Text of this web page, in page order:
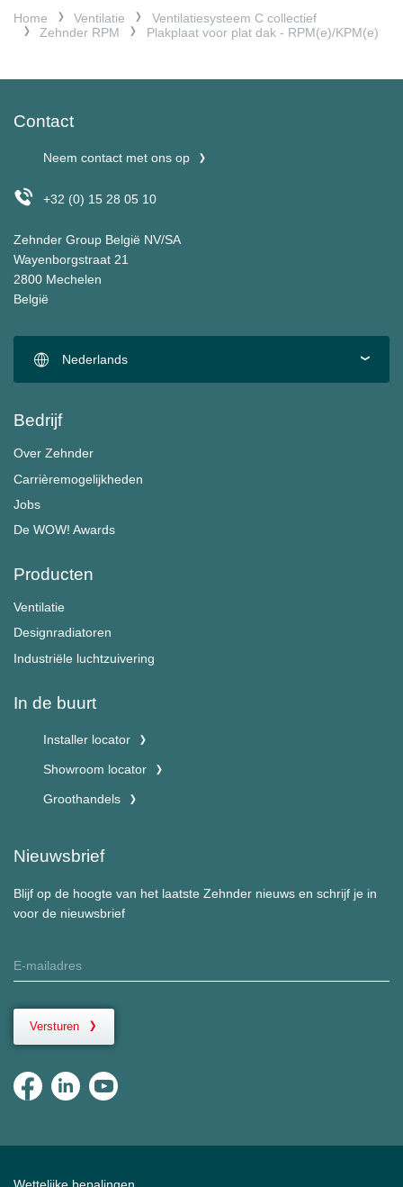
Home Ventilatie
Ventilatiesysteem C collectief
Zehnder RPM
Plakplaat voor plat dak - RPM(e)/KPM(e)
Contact
Neem contact met ons op
+32 (0) 15 28 05 10
Zehnder Group België NV/SA
Wayenborgstraat 21
2800 Mechelen
België
Nederlands
Bedrijf
Over Zehnder
Carrièremogelijkheden
Jobs
De WOW! Awards
Producten
Ventilatie
Designradiatoren
Industriële luchtzuivering
In de buurt
Installer locator
Showroom locator
Groothandels
Nieuwsbrief
Blijf op de hoogte van het laatste Zehnder nieuws en schrijf je in
voor de nieuwsbrief
Versturen
Wettelijke bepalingen